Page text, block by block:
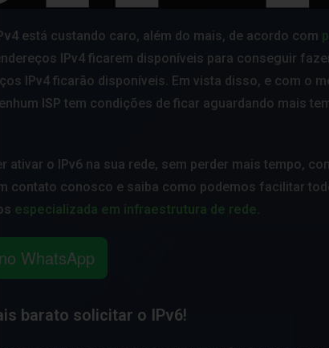
está custando caro, além do mais, de acordo com
IPv4 ficarem disponíveis para conseguir
IPv4 ficarão disponíveis. Em vista disso, e com o
ISP tem condições de ficar aguardando mais
ativar o IPv6 na sua rede, sem perder mais tempo,
contato conosco e saiba como podemos facilitar
especializada em infraestrutura de rede
WhatsApp
barato solicitar o IPv6!